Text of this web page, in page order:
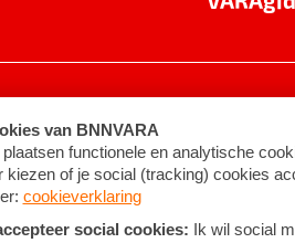
Algemene voorwaarden ©